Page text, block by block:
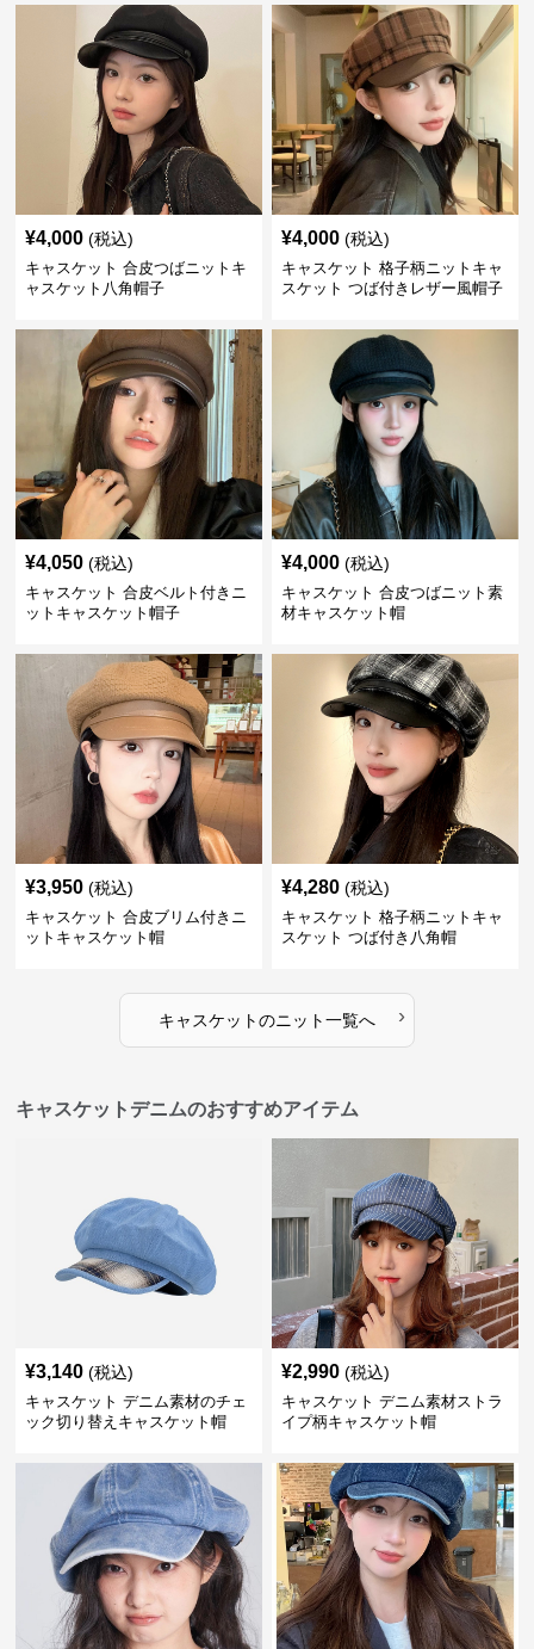
¥4,000 (税込)
キャスケット 合皮つばニットキ
ャスケット八角帽子
¥4,000 (税込)
キャスケット 格子柄ニットキャ
スケット つば付きレザー風帽子
¥4,050 (税込)
キャスケット 合皮ベルト付きニ
ットキャスケット帽子
¥4,000 (税込)
キャスケット 合皮つばニット素
材キャスケット帽
¥3,950 (税込)
キャスケット 合皮ブリム付きニ
ットキャスケット帽
¥4,280 (税込)
キャスケット 格子柄ニットキャ
スケット つば付き八角帽
キャスケットのニット一覧へ ›
キャスケットデニムのおすすめアイテム
¥3,140 (税込)
キャスケット デニム素材のチェ
ック切り替えキャスケット帽
¥2,990 (税込)
キャスケット デニム素材ストラ
イプ柄キャスケット帽